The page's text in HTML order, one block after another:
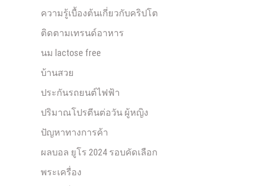
ความรู้เบื้องต้นเกี่ยวกับคริปโต
ติดตามเทรนด์อาหาร
นม lactose free
บ้านสวย
ประกันรถยนต์ไฟฟ้า
ปริมาณโปรตีนต่อวัน ผู้หญิง
ปัญหาทางการค้า
ผลบอล ยูโร 2024 รอบคัดเลือก
พระเครื่อง